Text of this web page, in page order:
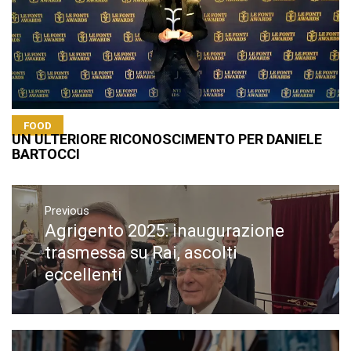
FOOD
UN ULTERIORE RICONOSCIMENTO PER DANIELE
BARTOCCI
Navigazione
articoli
Previous
Previous
post:
Agrigento 2025: inaugurazione
trasmessa su Rai, ascolti
eccellenti